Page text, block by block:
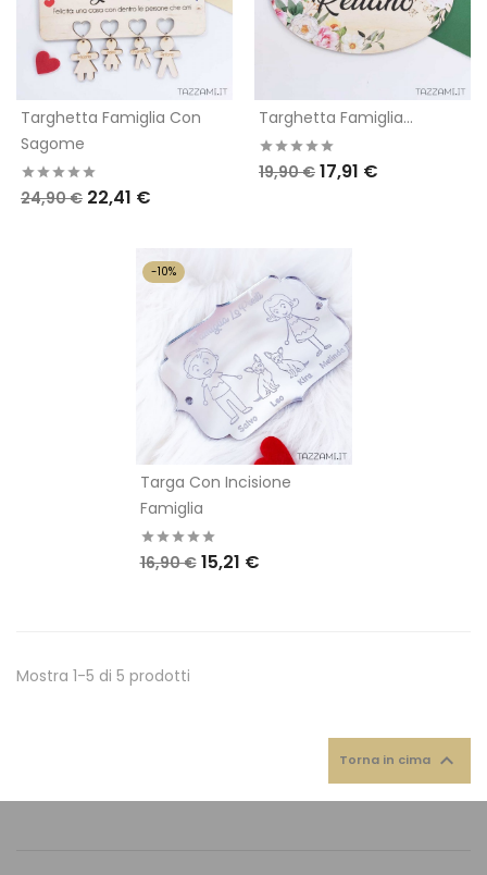
Targhetta Famiglia Con
Sagome
24,90 € 22,41 €
Targhetta Famiglia...
19,90 € 17,91 €
Targa Con Incisione
Famiglia
16,90 € 15,21 €
-10%
Mostra 1-5 di 5 prodotti
Torna in cima 